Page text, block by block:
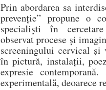
Prin abordarea sa
prevenție” propune o
specialiști în
observat procese și
screeningului cervical și
în pictură, instalații,
expresie
experimentală, deoarece